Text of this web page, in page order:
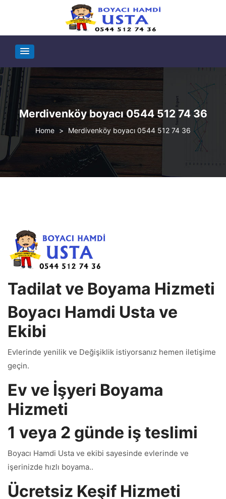
Merdivenköy boyacı 0544 512 74 36
> Merdivenköy boyacı 0544 512 74 36
Tadilat ve Boyama Hizmeti
Boyacı Hamdi Usta ve
Ekibi
Evlerinde yenilik ve Değişiklik istiyorsanız hemen iletişime
geçin.
Ev ve İşyeri Boyama
Hizmeti
1 veya 2 günde iş teslimi
Boyacı Hamdi Usta ve ekibi sayesinde evlerinde ve
işerinizde hızlı boyama..
Ücretsiz Keşif Hizmeti